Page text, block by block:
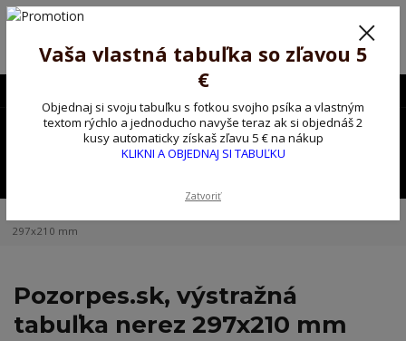
Poprosíme ctených zákazníkov o trpezlivosť, v tomto období máme
Preto sme Vám pripravili malý darček ako ospravedlnenie.
!!! ZĽAVA 5€ na PRVÚ objednávku nad 30€ s kódom pozorpes5 !!!
0,00 EUR
297x210 mm
Pozorpes.sk, výstražná
tabuľka nerez 297x210 mm
Vaša vlastná tabuľka so zľavou 5
€
Objednaj si svoju tabuľku s fotkou svojho psíka a vlastným
textom rýchlo a jednoducho navyše teraz ak si objednáš 2
kusy automaticky získaš zľavu 5 € na nákup
KLIKNI A OBJEDNAJ SI TABUĽKU
Zatvoriť